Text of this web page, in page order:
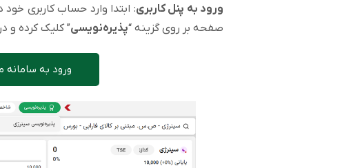
ورود به پنل کاربری: ابتدا وارد حساب کاربری
صفحه بر روی گزینه “پذیره‌نویسی” کلیک کرده و
ورود به سامانه